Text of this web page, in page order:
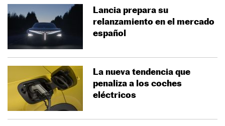
Lancia prepara su
relanzamiento en el mercado
español
La nueva tendencia que
penaliza a los coches
eléctricos